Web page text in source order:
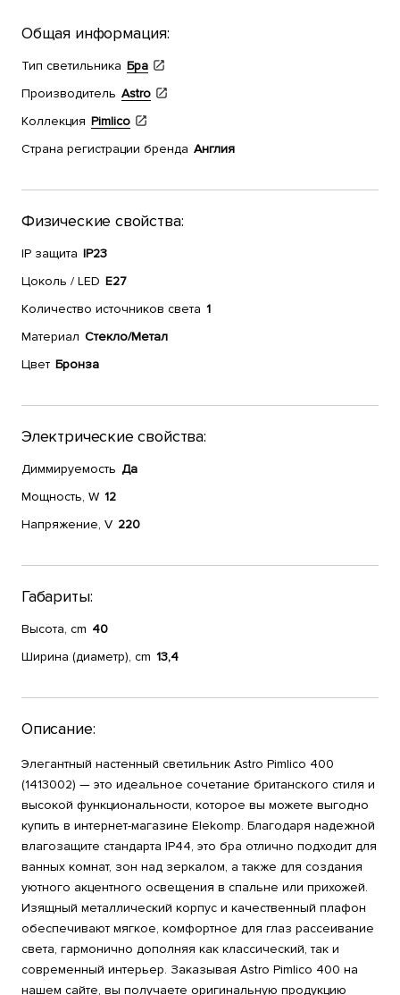
Общая информация:
Тип светильника Бра
Производитель Astro
Коллекция Pimlico
Страна регистрации бренда Англия
Физические свойства:
IP защита IP23
Цоколь / LED E27
Количество источников света 1
Материал Стекло/Метал
Цвет Бронза
Электрические свойства:
Диммируемость Да
Мощность, W 12
Напряжение, V 220
Габариты:
Высота, cm 40
Ширина (диаметр), cm 13,4
Описание:
Элегантный настенный светильник Astro Pimlico 400
(1413002) — это идеальное сочетание британского стиля и
высокой функциональности, которое вы можете выгодно
купить в интернет-магазине Elekomp. Благодаря надежной
влагозащите стандарта IP44, это бра отлично подходит для
ванных комнат, зон над зеркалом, а также для создания
уютного акцентного освещения в спальне или прихожей.
Изящный металлический корпус и качественный плафон
обеспечивают мягкое, комфортное для глаз рассеивание
света, гармонично дополняя как классический, так и
современный интерьер. Заказывая Astro Pimlico 400 на
нашем сайте, вы получаете оригинальную продукцию